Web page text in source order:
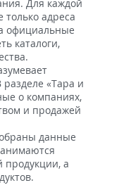
Для каждой
адреса
официальные
каталоги,
разделе «Тара и
о компаниях,
и продажей
данные
продукции, а